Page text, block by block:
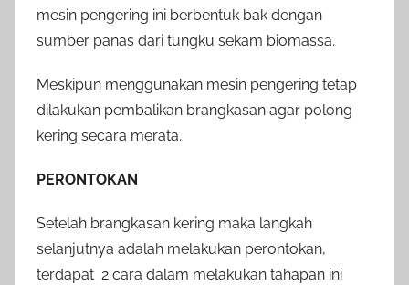
mesin pengering ini berbentuk bak dengan
sumber panas dari tungku sekam biomassa.
Meskipun menggunakan mesin pengering tetap
dilakukan pembalikan brangkasan agar polong
kering secara merata.
PERONTOKAN
Setelah brangkasan kering maka langkah
selanjutnya adalah melakukan perontokan,
terdapat 2 cara dalam melakukan tahapan ini